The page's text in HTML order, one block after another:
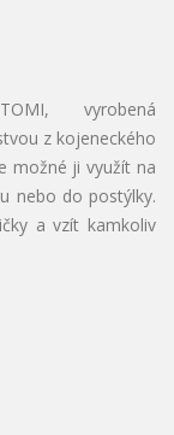
vyrobená
z kojeneckého
možné ji využít na
nebo do postýlky.
a vzít kamkoliv